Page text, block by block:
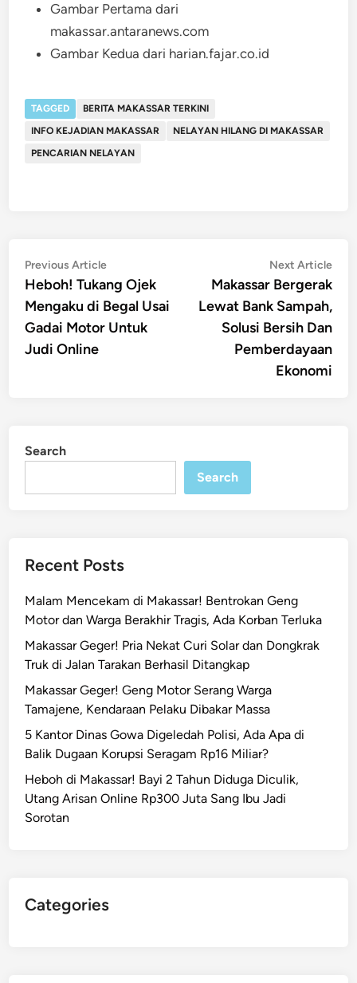
Gambar Pertama dari
makassar.antaranews.com
Gambar Kedua dari harian.fajar.co.id
TAGGED
BERITA MAKASSAR TERKINI
INFO KEJADIAN MAKASSAR
NELAYAN HILANG DI MAKASSAR
PENCARIAN NELAYAN
Post
navigation
Previous ArticlePrevious
article:
Heboh! Tukang Ojek
Mengaku di Begal Usai
Gadai Motor Untuk
Judi Online
Next Article
Makassar Bergerak
Lewat Bank Sampah,
Solusi Bersih Dan
Pemberdayaan
Ekonomi
Search
Search
Recent Posts
Malam Mencekam di Makassar! Bentrokan Geng
Motor dan Warga Berakhir Tragis, Ada Korban Terluka
Makassar Geger! Pria Nekat Curi Solar dan Dongkrak
Truk di Jalan Tarakan Berhasil Ditangkap
Makassar Geger! Geng Motor Serang Warga
Tamajene, Kendaraan Pelaku Dibakar Massa
5 Kantor Dinas Gowa Digeledah Polisi, Ada Apa di
Balik Dugaan Korupsi Seragam Rp16 Miliar?
Heboh di Makassar! Bayi 2 Tahun Diduga Diculik,
Utang Arisan Online Rp300 Juta Sang Ibu Jadi
Sorotan
Categories